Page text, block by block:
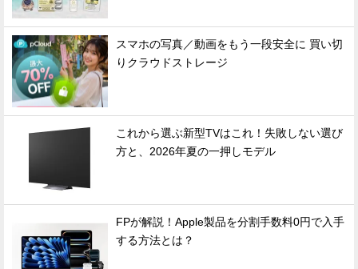
スマホの写真／動画をもう一段安全に 買い切
りクラウドストレージ
これから選ぶ新型TVはこれ！失敗しない選び
方と、2026年夏の一押しモデル
FPが解説！Apple製品を分割手数料0円で入手
する方法とは？